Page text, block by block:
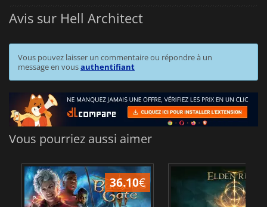
Avis sur Hell Architect
Vous pouvez laisser un commentaire ou répondre à un
message en vousauthentifiant
Vous pourriez aussi aimer
36.10€